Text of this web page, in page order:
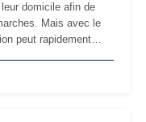
domicile afin de
Mais avec le
peut rapidement
Le